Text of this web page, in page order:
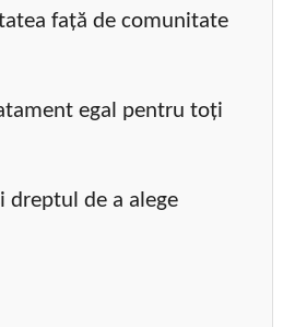
față de comunitate
egal pentru toți
dreptul de a alege